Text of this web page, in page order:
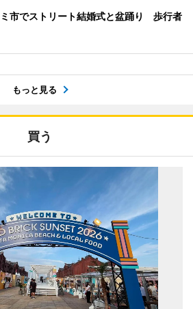
市でストリート結婚式と盆踊り 歩行者
もっと見る
買う